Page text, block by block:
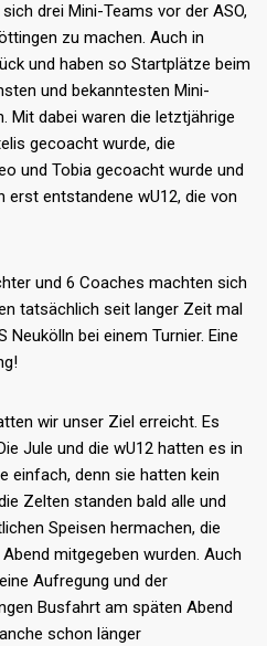
drei Mini-Teams vor der ASO,
zu machen. Auch in
und haben so Startplätze beim
und bekanntesten Mini-
Mit dabei waren die letztjährige
gecoacht wurde, die
und Tobia gecoacht wurde und
erst entstandene wU12, die von
und 6 Coaches machten sich
tatsächlich seit langer Zeit mal
bei einem Turnier. Eine
wir unser Ziel erreicht. Es
Jule und die wU12 hatten es in
einfach, denn sie hatten kein
Zelten standen bald alle und
Speisen hermachen, die
mitgegeben wurden. Auch
Aufregung und der
Busfahrt am späten Abend
schon länger